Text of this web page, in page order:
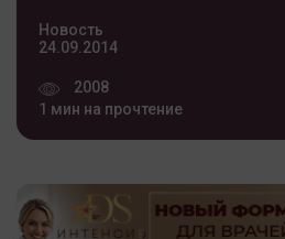
Новость
24.09.2014
2008
1 мин на прочтение